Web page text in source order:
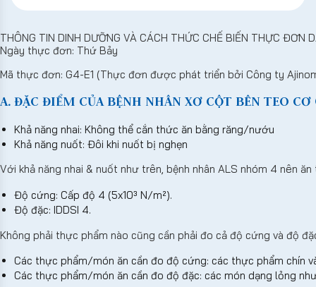
THÔNG TIN DINH DƯỠNG VÀ CÁCH THỨC CHẾ BIẾN THỰC
Ngày thực đơn: Thứ Bảy
Mã thực đơn: G4-E1 (Thực đơn được phát triển bởi Công ty
A. ĐẶC ĐIỂM CỦA BỆNH NHÂN XƠ CỘT BÊN TEO
Khả năng nhai: Không thể cắn thức ăn bằng răng/nướu
Khả năng nuốt: Đôi khi nuốt bị nghẹn
Với khả năng nhai & nuốt như trên, bệnh nhân ALS nhóm 4 nên
Độ cứng: Cấp độ 4 (5x10³ N/m²).
Độ đặc: IDDSI 4.
Không phải thực phẩm nào cũng cần phải đo cả độ cứng và độ
Các thực phẩm/món ăn cần đo độ cứng: các thực phẩm chín
Các thực phẩm/món ăn cần đo độ đặc: các món dạng lỏng